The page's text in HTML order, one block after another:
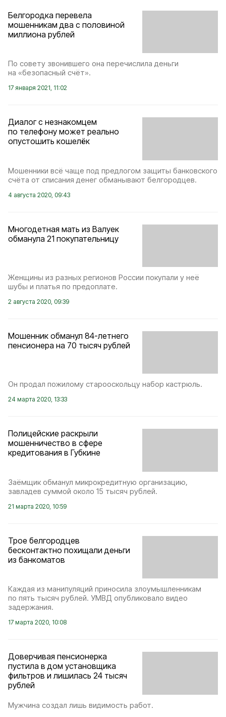
Белгородка перевела
мошенникам два с половиной
миллиона рублей
По совету звонившего она перечислила деньги
на «безопасный счёт».
17 января 2021, 11:02
Диалог с незнакомцем
по телефону может реально
опустошить кошелёк
Мошенники всё чаще под предлогом защиты банковского
счёта от списания денег обманывают белгородцев.
4 августа 2020, 09:43
Многодетная мать из Валуек
обманула 21 покупательницу
Женщины из разных регионов России покупали у неё
шубы и платья по предоплате.
2 августа 2020, 09:39
Мошенник обманул 84-летнего
пенсионера на 70 тысяч рублей
Он продал пожилому старооскольцу набор кастрюль.
24 марта 2020, 13:33
Полицейские раскрыли
мошенничество в сфере
кредитования в Губкине
Заёмщик обманул микрокредитную организацию,
завладев суммой около 15 тысяч рублей.
21 марта 2020, 10:59
Трое белгородцев
бесконтактно похищали деньги
из банкоматов
Каждая из манипуляций приносила злоумышленникам
по пять тысяч рублей. УМВД опубликовало видео
задержания.
17 марта 2020, 10:08
Доверчивая пенсионерка
пустила в дом установщика
фильтров и лишилась 24 тысяч
рублей
Мужчина создал лишь видимость работ.